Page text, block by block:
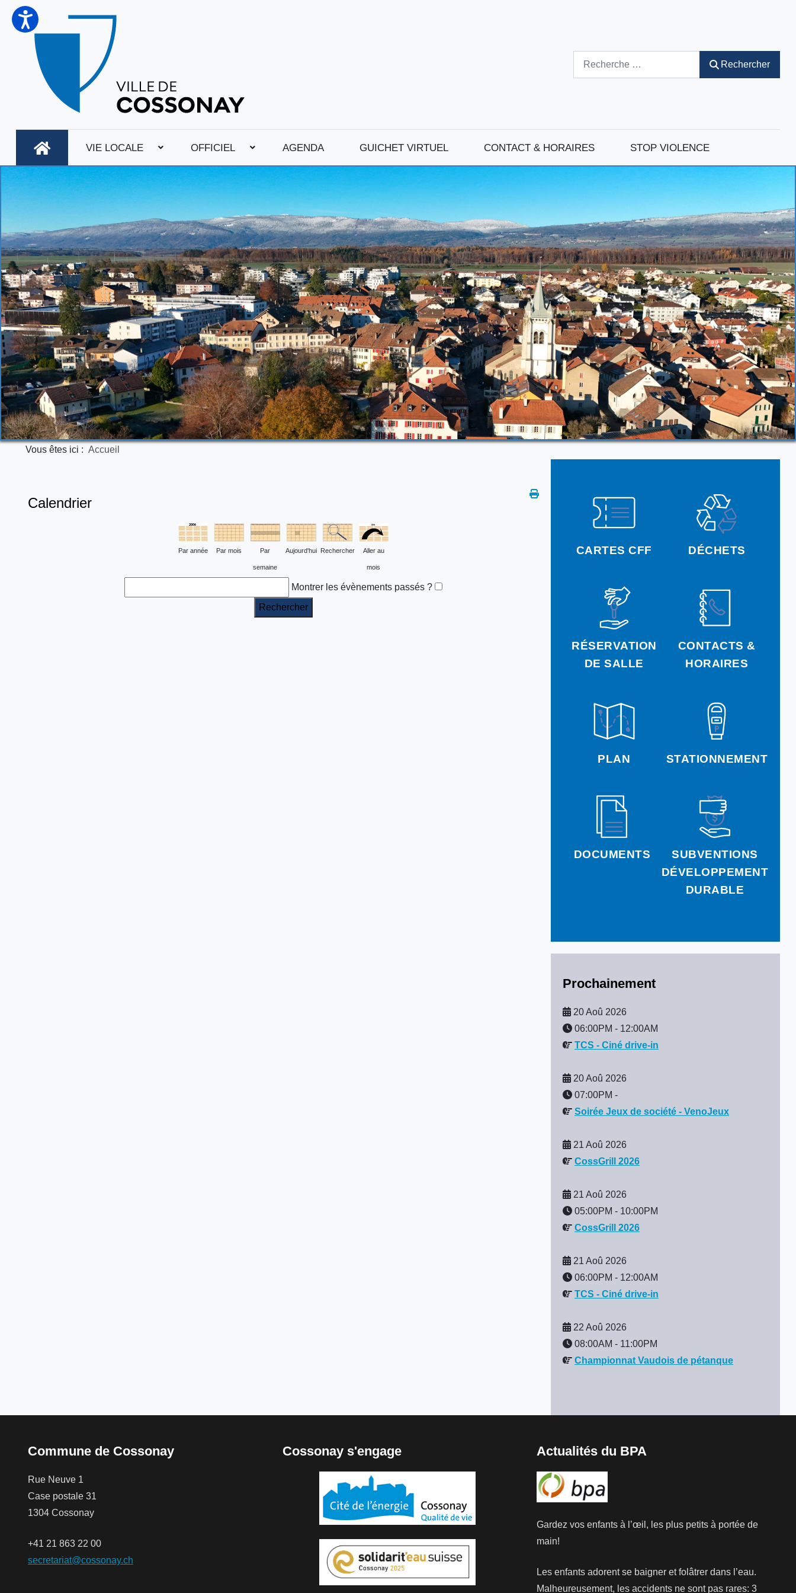
Rechercher
VIE LOCALE OFFICIEL AGENDA GUICHET VIRTUEL CONTACT & HORAIRES STOP VIOLENCE
Vous êtes ici : Accueil
CARTES CFF DÉCHETS
RÉSERVATION
DE SALLE
CONTACTS &
HORAIRES
PLAN STATIONNEMENT
DOCUMENTS
SUBVENTIONS
DÉVELOPPEMENT
DURABLE
Prochainement
20 Aoû 2026
06:00PM - 12:00AM
TCS - Ciné drive-in
20 Aoû 2026
07:00PM -
Soirée Jeux de société - VenoJeux
21 Aoû 2026
CossGrill 2026
21 Aoû 2026
05:00PM - 10:00PM
CossGrill 2026
21 Aoû 2026
06:00PM - 12:00AM
TCS - Ciné drive-in
22 Aoû 2026
08:00AM - 11:00PM
Championnat Vaudois de pétanque
Calendrier
Par année Par mois Par
semaine
Aujourd'hui Rechercher Aller au
mois
Montrer les évènements passés ?
Commune de Cossonay
Rue Neuve 1
Case postale 31
1304 Cossonay
+41 21 863 22 00
secretariat@cossonay.ch
Cossonay s'engage Actualités du BPA
Gardez vos enfants à l’œil, les plus petits à portée de
main!
Les enfants adorent se baigner et folâtrer dans l’eau.
Malheureusement, les accidents ne sont pas rares: 3